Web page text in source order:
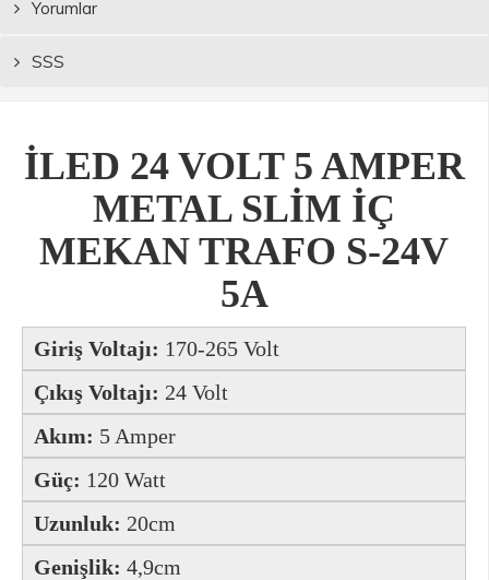
Yorumlar
SSS
İLED 24 VOLT 5 AMPER
METAL SLİM İÇ
MEKAN TRAFO S-24V
5A
Giriş Voltajı: 170-265 Volt
Çıkış Voltajı: 24 Volt
Akım: 5 Amper
Güç: 120 Watt
Uzunluk: 20cm
Genişlik: 4,9cm